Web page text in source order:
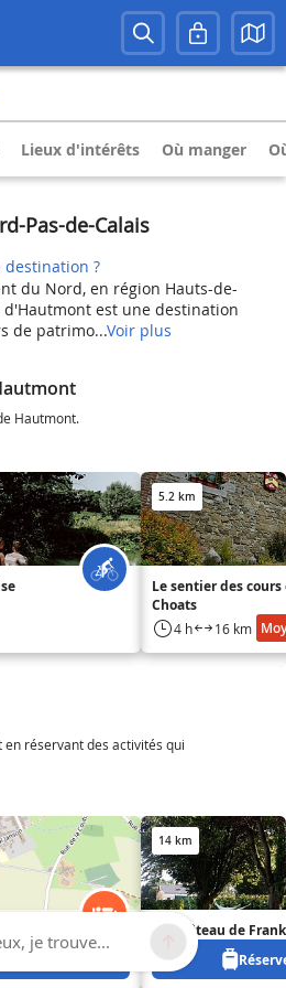
Lieux d'intérêts Où manger
Pas-de-Calais
destination ?
du Nord, en région Hauts-de-
est une destination
de patrimo...Voir plus
Hautmont.
5.2 km
Le sentier des cours
Choats
4 h 16 km
réservant des activités qui
14 km
Le Château de
je trouve...